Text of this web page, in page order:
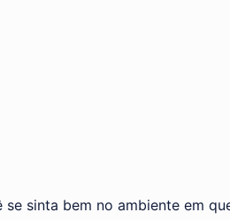
sinta bem no ambiente em